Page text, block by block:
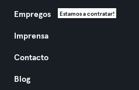
Empregos Estamos a contratar!
Imprensa
Contacto
Blog